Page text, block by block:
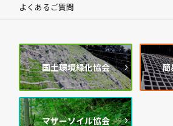
よくあるご質問
国土環境緑化協会 簡
マザーソイル協会